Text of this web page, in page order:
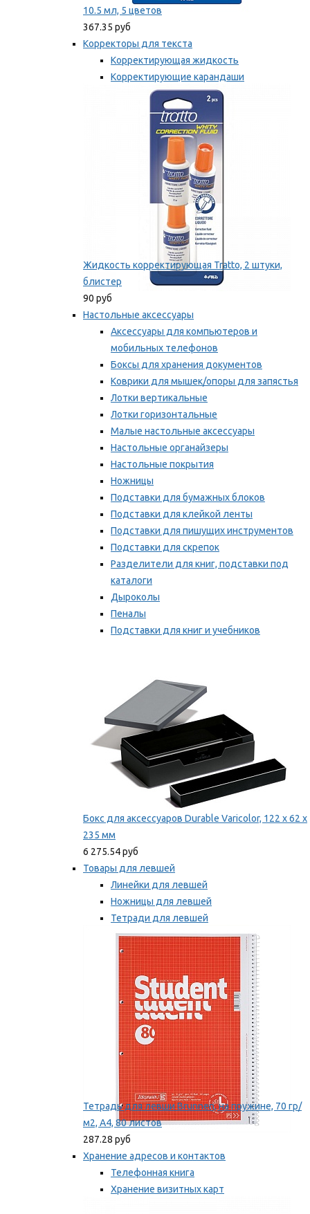
10.5 мл, 5 цветов
367.35 руб
Корректоры для текста
Корректирующая жидкость
Корректирующие карандаши
Корректирующие ленты
Мы рекомендуем
Жидкость корректирующая Tratto, 2 штуки,
блистер
90 руб
Настольные аксессуары
Аксессуары для компьютеров и
мобильных телефонов
Боксы для хранения документов
Коврики для мышек/опоры для запястья
Лотки вертикальные
Лотки горизонтальные
Малые настольные аксессуары
Настольные органайзеры
Настольные покрытия
Ножницы
Подставки для бумажных блоков
Подставки для клейкой ленты
Подставки для пишущих инструментов
Подставки для скрепок
Разделители для книг, подставки под
каталоги
Дыроколы
Пеналы
Подставки для книг и учебников
Бокс для аксессуаров Durable Varicolor, 122 x 62 x
235 мм
6 275.54 руб
Товары для левшей
Линейки для левшей
Ножницы для левшей
Тетради для левшей
Точилки для левшей
Мы рекомендуем
Тетрадь для левши Brunnen, на пружине, 70 гр/
м2, А4, 80 листов
287.28 руб
Хранение адресов и контактов
Телефонная книга
Хранение визитных карт